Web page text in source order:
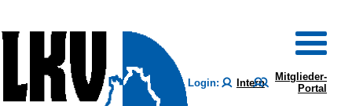
Login: Intern
Mitglieder-
Portal